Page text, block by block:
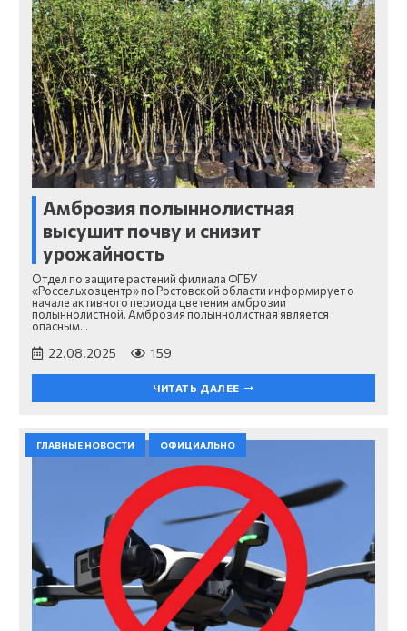
Амброзия полыннолистная
высушит почву и снизит
урожайность
Отдел по защите растений филиала ФГБУ
«Россельхозцентр» по Ростовской области информирует о
начале активного периода цветения амброзии
полыннолистной. Амброзия полыннолистная является
опасным…
22.08.2025 159
ЧИТАТЬ ДАЛЕЕ
ГЛАВНЫЕ НОВОСТИ ОФИЦИАЛЬНО